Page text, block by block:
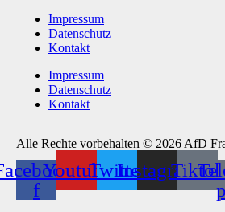
Impressum
Datenschutz
Kontakt
Impressum
Datenschutz
Kontakt
Alle Rechte vorbehalten © 2026 AfD
f
YoutubeTwitterInstagramTiktok